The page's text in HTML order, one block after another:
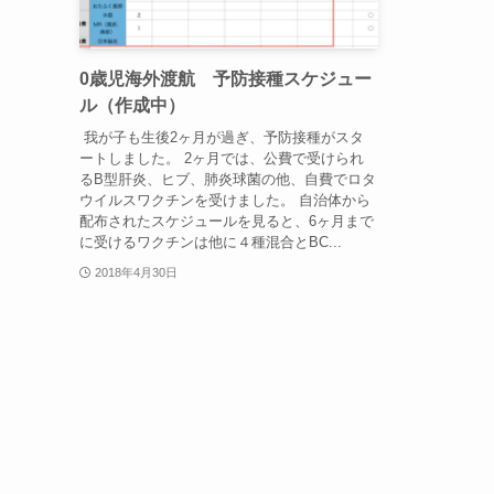
0歳児海外渡航 予防接種スケジュー
ル（作成中）
我が子も生後2ヶ月が過ぎ、予防接種がスタ
ートしました。 2ヶ月では、公費で受けられ
るB型肝炎、ヒブ、肺炎球菌の他、自費でロタ
ウイルスワクチンを受けました。 自治体から
配布されたスケジュールを見ると、6ヶ月まで
に受けるワクチンは他に４種混合とBC...
2018年4月30日